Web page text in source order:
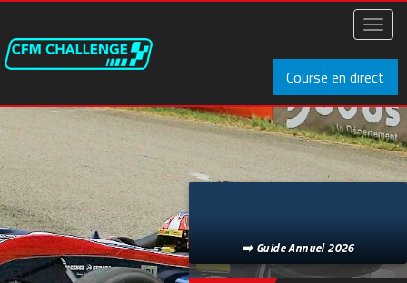
Aller
principal
Course en direct
➡️ Guide Annuel 2026